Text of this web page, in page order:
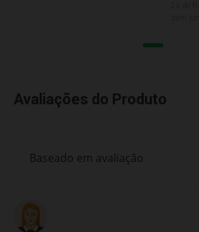
Avaliações do Produto
Baseado em avaliação